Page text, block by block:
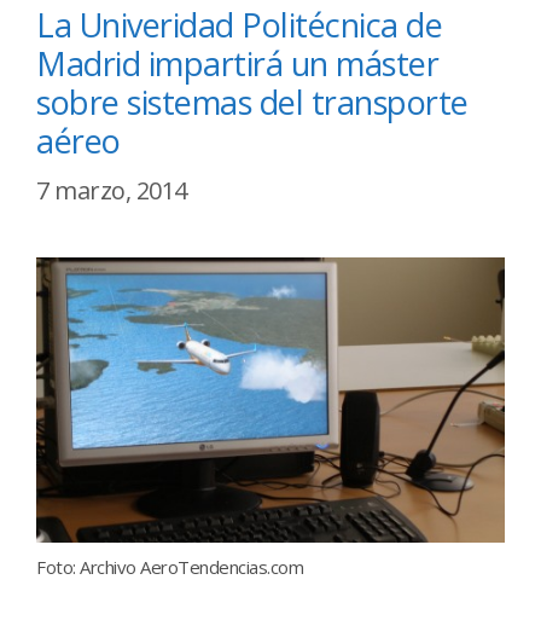
La Univeridad Politécnica de
Madrid impartirá un máster
sobre sistemas del transporte
aéreo
7 marzo, 2014
Foto: Archivo AeroTendencias.com